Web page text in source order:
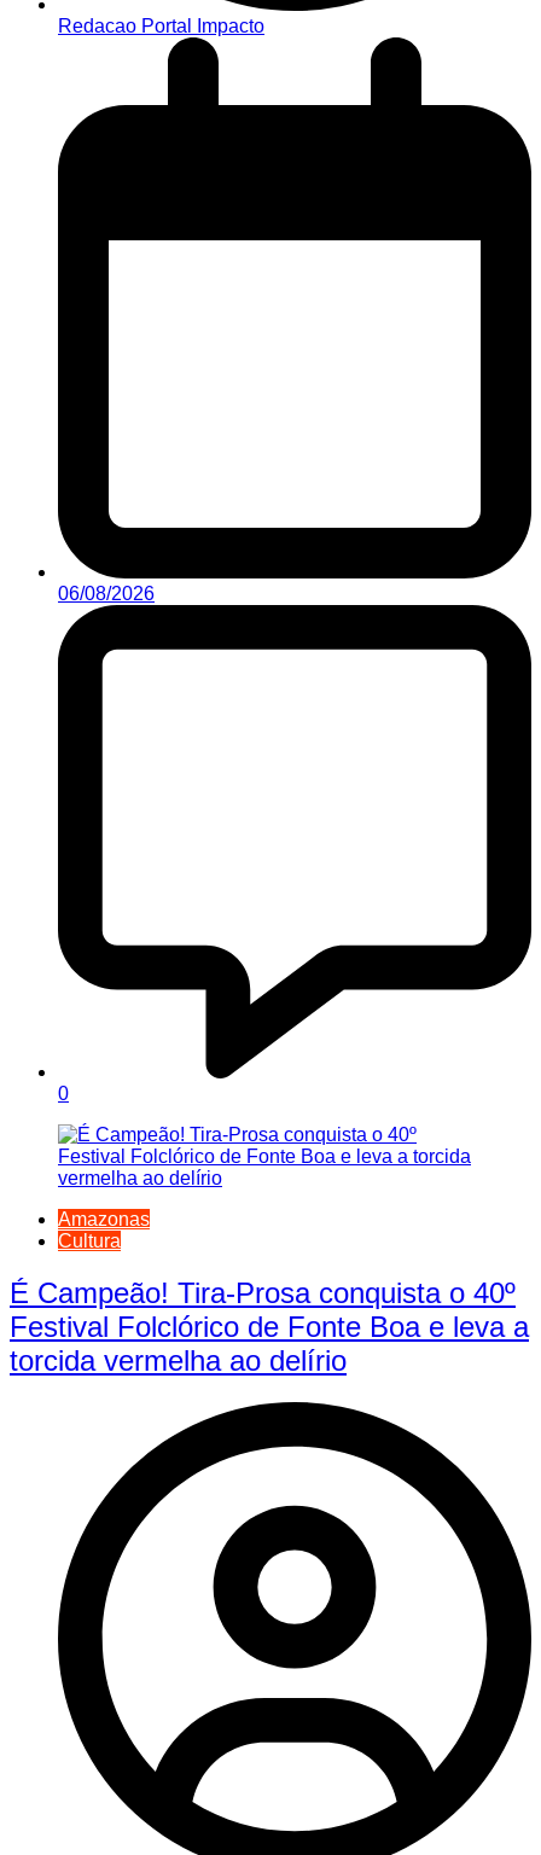
Redacao Portal Impacto
06/08/2026
0
Amazonas
Cultura
É Campeão! Tira-Prosa conquista o 40º
Festival Folclórico de Fonte Boa e leva a
torcida vermelha ao delírio